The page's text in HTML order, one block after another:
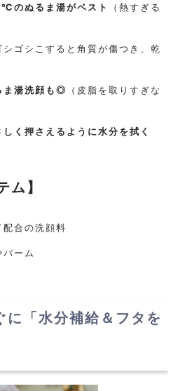
のぬるま湯がベスト
（熱すぎる
シゴシこすると角質が傷つき、乾
ま湯洗顔も◎
（皮脂を取りすぎな
く押さえるように水分を拭く
ム 】
配合の洗顔料
バーム
「水分補給＆フタを